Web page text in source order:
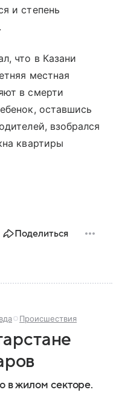
и степень
что в Казани
местная
в смерти
оставшись
взобрался
квартиры
Поделиться
Происшествия
в жилом секторе.